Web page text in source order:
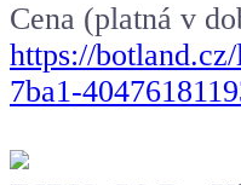
Cena (platná v
https://
7ba1-